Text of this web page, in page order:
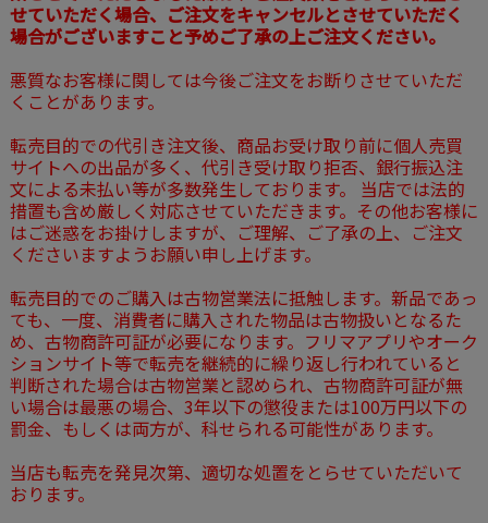
せていただく場合、ご注文をキャンセルとさせていただく
場合がございますこと予めご了承の上ご注文ください。
悪質なお客様に関しては今後ご注文をお断りさせていただ
くことがあります。
転売目的での代引き注文後、商品お受け取り前に個人売買
サイトへの出品が多く、代引き受け取り拒否、銀行振込注
文による未払い等が多数発生しております。 当店では法的
措置も含め厳しく対応させていただきます。その他お客様に
はご迷惑をお掛けしますが、ご理解、ご了承の上、ご注文
くださいますようお願い申し上げます。
転売目的でのご購入は古物営業法に抵触します。新品であっ
ても、一度、消費者に購入された物品は古物扱いとなるた
め、古物商許可証が必要になります。フリマアプリやオーク
ションサイト等で転売を継続的に繰り返し行われていると
判断された場合は古物営業と認められ、古物商許可証が無
い場合は最悪の場合、3年以下の懲役または100万円以下の
罰金、もしくは両方が、科せられる可能性があります。
当店も転売を発見次第、適切な処置をとらせていただいて
おります。